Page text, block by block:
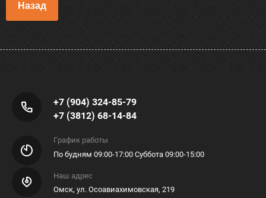
Назад
+7 (904) 324-85-79
+7 (3812) 68-14-84
График работы
По будням 09:00-17:00 Суббота 09:00-15:00
Наш адрес
Омск, ул. Осоавиахимовская, 219